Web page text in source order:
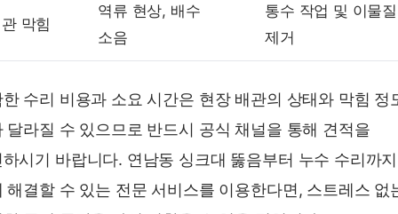
막힘
역류 현상, 배수
소음
통수 작업 및 이물질
제거
수리 비용과 소요 시간은 현장 배관의 상태와 막힘 정
달라질 수 있으므로 반드시 공식 채널을 통해 견적을
시기 바랍니다. 연남동 싱크대 뚫음부터 누수 수리까
해결할 수 있는 전문 서비스를 이용한다면, 스트레스 없